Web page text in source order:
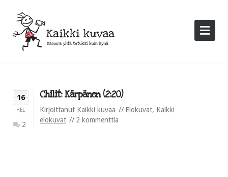
16
HEL
2
Chilit: Kärpänen (2:20)
Kirjoittanut Kaikki kuvaa Elokuvat, Kaikki
elokuvat
2 kommenttia